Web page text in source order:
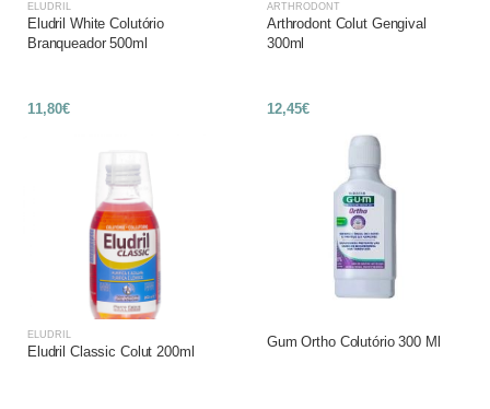
ELUDRIL
Eludril White Colutório
Branqueador 500ml
11,80€
ARTHRODONT
Arthrodont Colut Gengival
300ml
12,45€
ELUDRIL
Eludril Classic Colut 200ml
Gum Ortho Colutório 300 Ml